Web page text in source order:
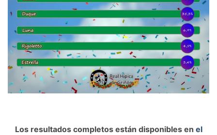
Los resultados completos están disponibles en el